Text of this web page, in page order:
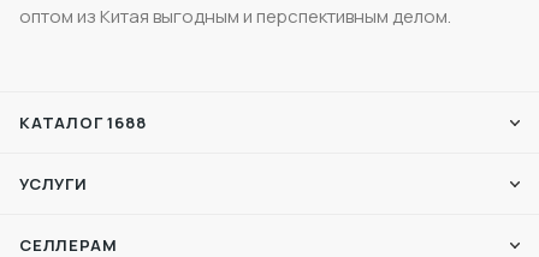
оптом из Китая выгодным и перспективным делом.
КАТАЛОГ 1688
УСЛУГИ
СЕЛЛЕРАМ